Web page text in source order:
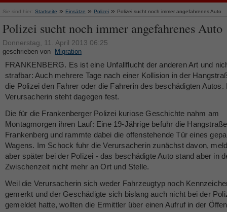
Sie sind hier: Startseite » Einsätze » Polizei » Polizei sucht noch immer angefahrenes Auto
Polizei sucht noch immer angefahrenes Auto
Donnerstag, 11. April 2013 06:25
geschrieben von Migration
FRANKENBERG. Es ist eine Unfallflucht der anderen Art und
strafbar: Auch mehrere Tage nach einer Kollision in der
die Polizei den Fahrer oder die Fahrerin des beschädigten Autos.
Verursacherin steht dagegen fest.
Die für die Frankenberger Polizei kuriose Geschichte nahm am
Montagmorgen ihren Lauf: Eine 19-Jährige befuhr die
Frankenberg und rammte dabei die offenstehende Tür eines
Wagens. Im Schock fuhr die Verursacherin zunächst davon,
aber später bei der Polizei - das beschädigte Auto stand aber in
Zwischenzeit nicht mehr an Ort und Stelle.
Weil die Verursacherin sich weder Fahrzeugtyp noch
gemerkt und der Geschädigte sich bislang auch nicht bei der
gemeldet hatte, wollten die Ermittler über einen Aufruf in der